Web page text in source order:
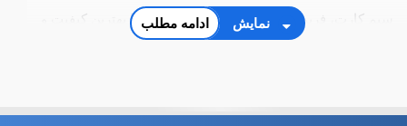
سیم کارت، فریم ال سی دی و قاب و شاسی با بهترین کیفیت و
نمایش ادامه مطلب